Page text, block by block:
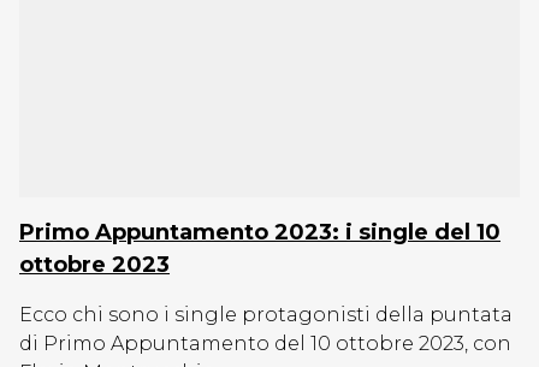
Primo Appuntamento 2023: i single del 10
ottobre 2023
Ecco chi sono i single protagonisti della puntata
di Primo Appuntamento del 10 ottobre 2023, con